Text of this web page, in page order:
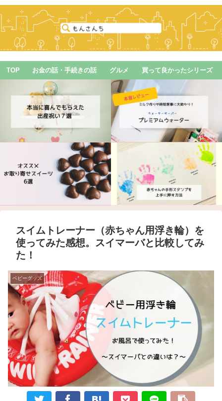
TOP お金の話・手続きの話 グルメ 買って良かったシリーズ
スイムトレーナー（赤ちゃん用浮き輪）を
使ってみた感想。スイマーバと比較してみ
た！
ベビーグッズ